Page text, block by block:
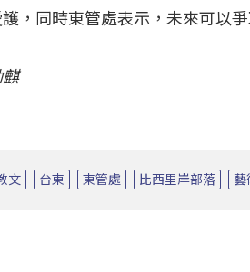
，同時東管處表示，未來可以
麒
文 台東 東管處 比西里岸部落 藝